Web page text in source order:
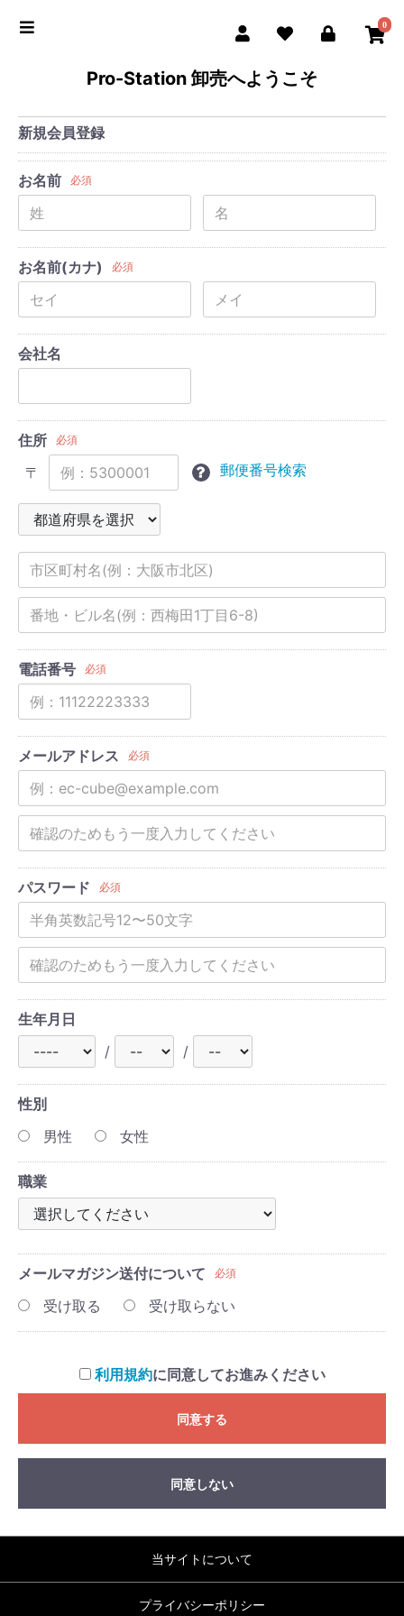
0
Pro-Station 卸売へようこそ
新規会員登録
お名前 必須
お名前(カナ) 必須
会社名
住所 必須
〒 郵便番号検索
電話番号 必須
メールアドレス 必須
パスワード 必須
生年月日
/
/
性別
男性
女性
職業
メールマガジン送付について 必須
受け取る 受け取らない
利用規約に同意してお進みください
同意する
同意しない
当サイトについて
プライバシーポリシー